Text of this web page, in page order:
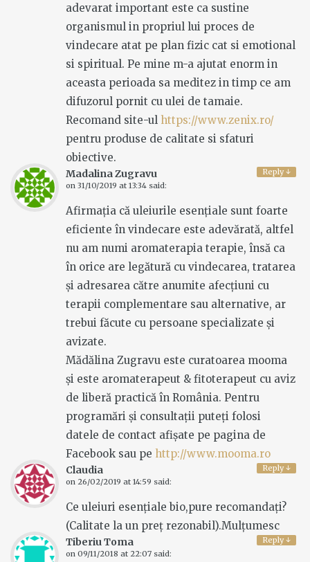
adevarat important este ca sustine
organismul in propriul lui proces de
vindecare atat pe plan fizic cat si emotional
si spiritual. Pe mine m-a ajutat enorm in
aceasta perioada sa meditez in timp ce am
difuzorul pornit cu ulei de tamaie.
Recomand site-ul https://www.zenix.ro/
pentru produse de calitate si sfaturi
obiective.
Reply↓
Madalina Zugravu
on 31/10/2019 at 13:34 said:
Afirmația că uleiurile esențiale sunt foarte
eficiente în vindecare este adevărată, altfel
nu am numi aromaterapia terapie, însă ca
în orice are legătură cu vindecarea, tratarea
și adresarea către anumite afecțiuni cu
terapii complementare sau alternative, ar
trebui făcute cu persoane specializate și
avizate.
Mădălina Zugravu este curatoarea mooma
și este aromaterapeut & fitoterapeut cu aviz
de liberă practică în România. Pentru
programări și consultații puteți folosi
datele de contact afișate pe pagina de
Facebook sau pe http://www.mooma.ro
Reply↓
Claudia
on 26/02/2019 at 14:59 said:
Ce uleiuri esențiale bio,pure recomandați?
(Calitate la un preț rezonabil).Mulțumesc
Reply↓
Tiberiu Toma
on 09/11/2018 at 22:07 said: